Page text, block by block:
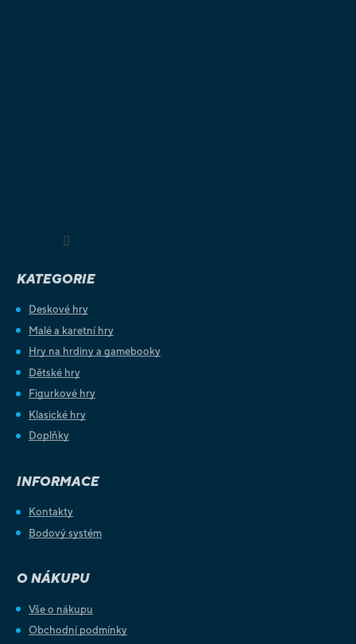
KATEGORIE
Deskové hry
Malé a karetní hry
Hry na hrdiny a gamebooky
Dětské hry
Figurkové hry
Klasické hry
Doplňky
INFORMACE
Kontakty
Bodový systém
O NÁKUPU
Vše o nákupu
Obchodní podmínky